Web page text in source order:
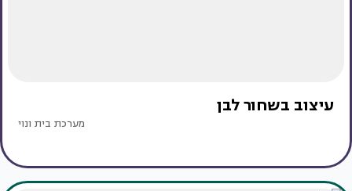
עיצוב בשחור לבן
מערכת בית ונוי